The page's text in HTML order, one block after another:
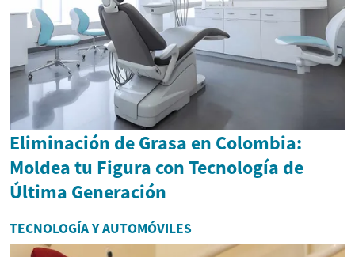
Eliminación de Grasa en Colombia:
Moldea tu Figura con Tecnología de
Última Generación
TECNOLOGÍA Y AUTOMÓVILES